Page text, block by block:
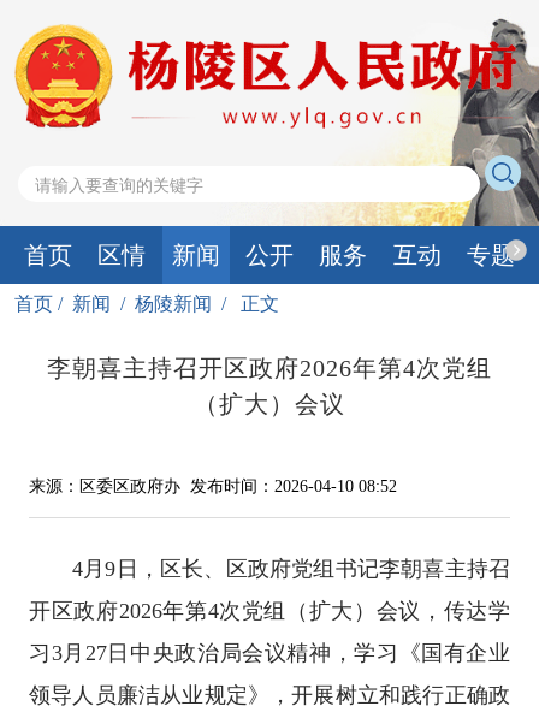
首页 区情 新闻 公开 服务 互动 专题
首页 / 新闻 / 杨陵新闻 / 正文
李朝喜主持召开区政府2026年第4次党组
（扩大）会议
来源：区委区政府办 发布时间：2026-04-10 08:52
4月9日，区长、区政府党组书记李朝喜主持召
开区政府2026年第4次党组（扩大）会议，传达学
习3月27日中央政治局会议精神，学习《国有企业
领导人员廉洁从业规定》，开展树立和践行正确政